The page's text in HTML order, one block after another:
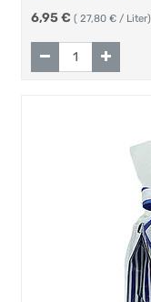
6,95€ ( 27,80 € / Liter)